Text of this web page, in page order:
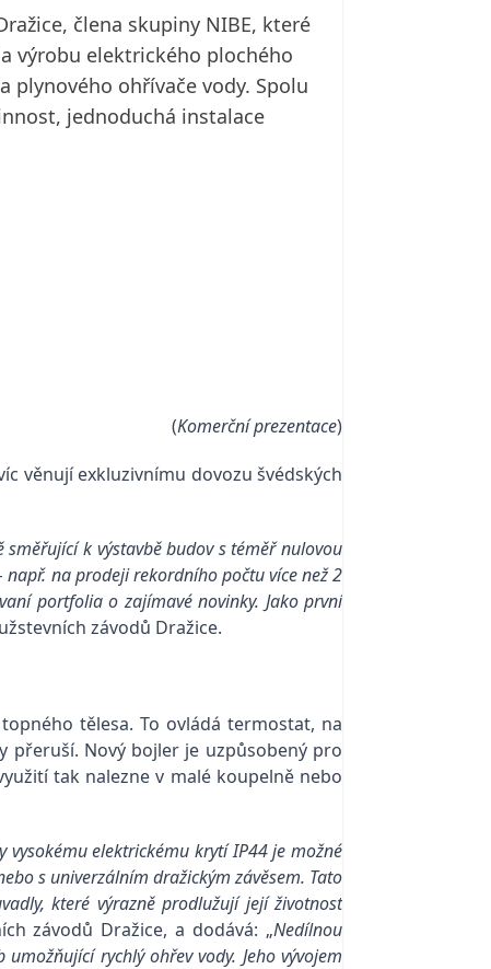
člena skupiny NIBE, které
výrobu elektrického plochého
plynového ohřívače vody. Spolu
jednoduchá instalace
(Komerční prezentace)
věnují exkluzivnímu dovozu švédských
směřující k výstavbě budov s téměř nulovou
na prodeji rekordního počtu více než 2
portfolia o zajímavé novinky. Jako první
závodů Dražice.
tělesa. To ovládá termostat, na
přeruší. Nový bojler je uzpůsobený pro
tak nalezne v malé koupelně nebo
vysokému elektrickému krytí IP44 je možné
s univerzálním dražickým závěsem. Tato
které výrazně prodlužují její životnost
závodů Dražice, a dodává: „Nedílnou
rychlý ohřev vody. Jeho vývojem